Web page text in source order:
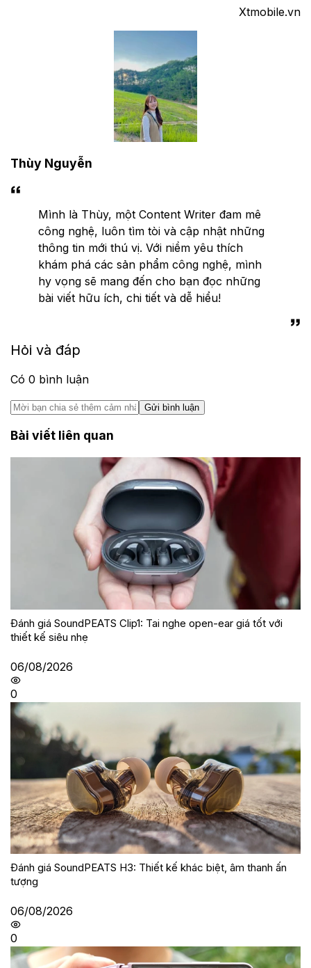
Xtmobile.vn
Thùy Nguyễn
Mình là Thùy, một Content Writer đam mê
công nghệ, luôn tìm tòi và cập nhật những
thông tin mới thú vị. Với niềm yêu thích
khám phá các sản phẩm công nghệ, mình
hy vọng sẽ mang đến cho bạn đọc những
bài viết hữu ích, chi tiết và dễ hiểu!
Hỏi và đáp
Có 0 bình luận
Gửi bình luận
Bài viết liên quan
Đánh giá SoundPEATS Clip1: Tai nghe open-ear giá tốt với
thiết kế siêu nhẹ
06/08/2026
0
Đánh giá SoundPEATS H3: Thiết kế khác biệt, âm thanh ấn
tượng
06/08/2026
0